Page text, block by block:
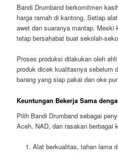
Bandi Drumband berkomitmen
harga ramah di kantong. Setiap
awet dan suaranya mantap. Meski
tetap bersahabat buat sekolah-
Proses produksi dilakukan oleh
produk dicek kualitasnya sebelum
barang yang siap pakai dan oke
Keuntungan Bekerja Sama
Pilih Bandi Drumband sebagai
Aceh, NAD, dan rasakan berbagai
Alat berkualitas, tahan lama